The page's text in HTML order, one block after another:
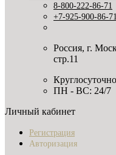
8-800-222-86-71
+7-925-900-86-71
Россия, г.
стр.11
Круглосуточно
ПН - ВС: 24/7
Личный кабинет
Регистрация
Авторизация